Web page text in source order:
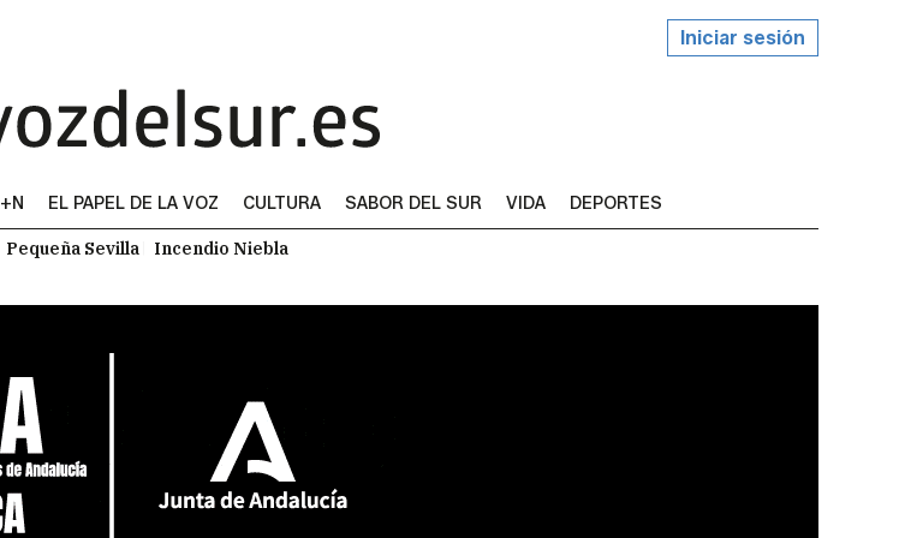
Iniciar sesión
I+N EL PAPEL DE LA VOZ CULTURA SABOR DEL SUR VIDA DEPORTES
Pequeña Sevilla Incendio Niebla